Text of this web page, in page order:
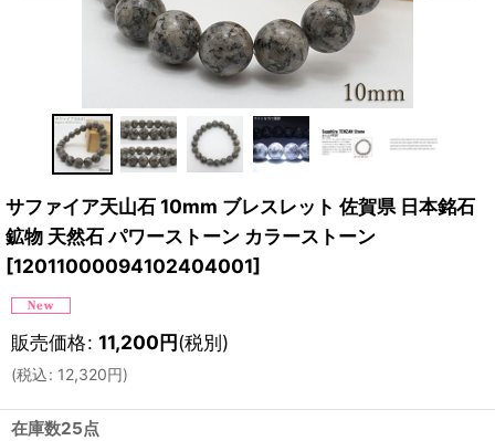
サファイア天山石 10mm ブレスレット 佐賀県 日本銘石
鉱物 天然石 パワーストーン カラーストーン
[12011000094102404001]
販売価格: 11,200円(税別)
(税込: 12,320円)
在庫数25点